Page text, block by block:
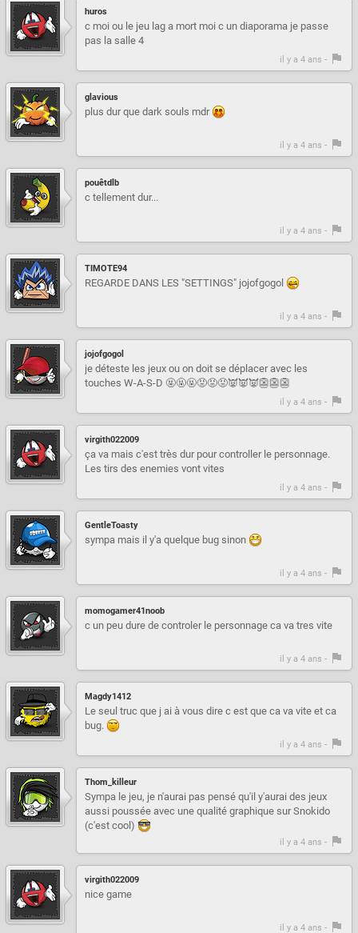
huros
c moi ou le jeu lag a mort moi c un diaporama je passe
pas la salle 4
il y a 4 ans -
glavious
plus dur que dark souls mdr
il y a 4 ans -
pouêtdlb
c tellement dur...
il y a 4 ans -
TIMOTE94
REGARDE DANS LES "SETTINGS" jojofgogol
il y a 4 ans -
jojofgogol
je déteste les jeux ou on doit se déplacer avec les
touches W-A-S-D 🤬🤬🤬😡😡😡👿👿👿👺👺👺
il y a 4 ans -
virgith022009
ça va mais c'est très dur pour controller le personnage.
Les tirs des enemies vont vites
il y a 4 ans -
GentleToasty
sympa mais il y'a quelque bug sinon
il y a 4 ans -
momogamer41noob
c un peu dure de controler le personnage ca va tres vite
il y a 4 ans -
Magdy1412
Le seul truc que j ai à vous dire c est que ca va vite et ca
bug.
il y a 4 ans -
Thom_killeur
Sympa le jeu, je n'aurai pas pensé qu'il y'aurai des jeux
aussi poussée avec une qualité graphique sur Snokido
(c'est cool)
il y a 4 ans -
virgith022009
nice game
il y a 4 ans -